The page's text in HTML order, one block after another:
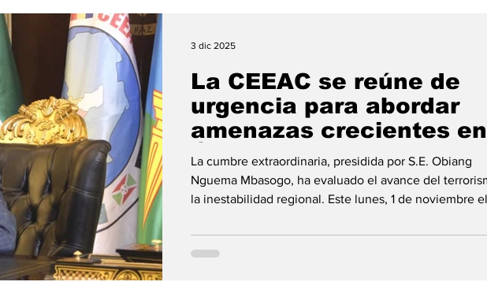
La CEEAC se reúne de
urgencia para abordar
amenazas crecientes en
África Central.
La cumbre extraordinaria, presidida por S.E. Obiang
Nguema Mbasogo, ha evaluado el avance del
la inestabilidad regional. Este lunes, 1 de noviembre
CEEAC, S.E. Obiang Nguema Mbasogo, ha
octava Conferencia extraordinaria del Consejo de Paz
3 dic 2025